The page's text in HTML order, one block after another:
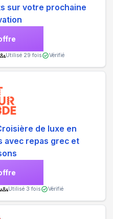
sur votre prochaine
Utilisé 29 fois Vérifié
de luxe en
avec repas grec et
Utilisé 3 fois Vérifié